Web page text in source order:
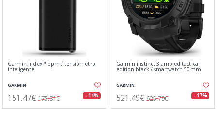
Garmin index™ bpm / tensiómetro
inteligente
GARMIN
151,47€ 175,81€ - 14%
Garmin instinct 3 amoled tactical
edition black / smartwatch 50mm
GARMIN
521,49€ 625,79€ - 17%